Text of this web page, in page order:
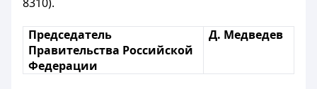
Председатель
Правительства Российской
Федерации
Д. Медведев